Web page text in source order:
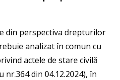
din perspectiva drepturilor
analizat în comun cu
actele de stare civilă
din 04.12.2024), în